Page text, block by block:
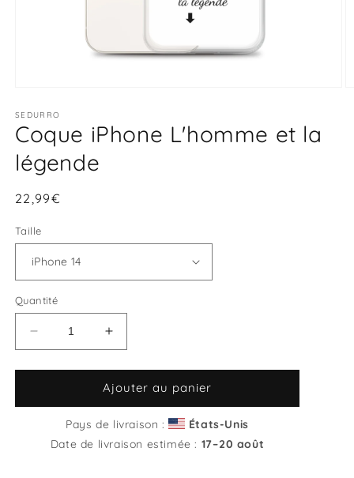
média
1
dans
fenêtre
modale
SEDURRO
Coque iPhone L'homme et la
légende
Prix
22,99€
Taille
Quantité
Réduire
la
quantité
Coque
iPhone
L&#39;homme
Augmenter
la
quantité
de
Coque
iPhone
L&#39;homme
Ajouter au panier
Pays de livraison :
États-Unis
Date de livraison estimée : 17⁠–20 août